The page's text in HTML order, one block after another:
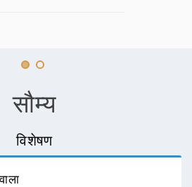
सौम्य
विशेषण